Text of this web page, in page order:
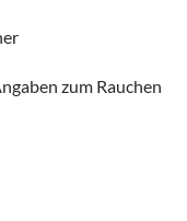
zum Rauchen